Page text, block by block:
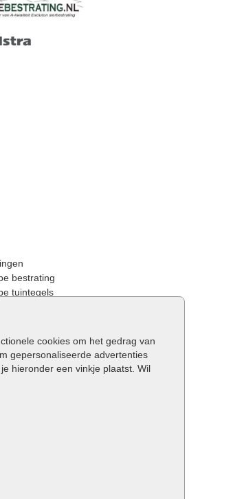
cookies om het gedrag van
gepersonaliseerde advertenties
hieronder een vinkje plaatst. Wil
bestrating
tuintegels
plaatsen
tuin